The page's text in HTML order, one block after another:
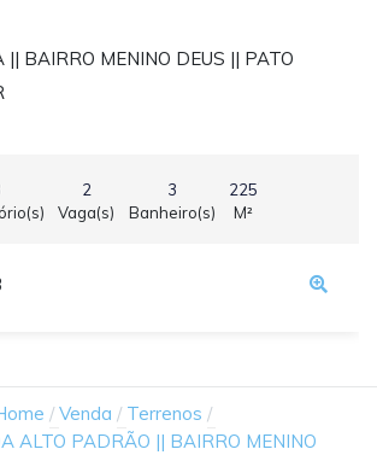
BAIRRO MENINO DEUS || PATO
2
Vaga(s)
3
Banheiro(s)
225
M²
Venda
Terrenos
ALTO PADRÃO || BAIRRO MENINO